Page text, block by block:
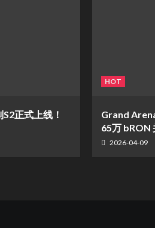
正式上线！
HOT
Grand
65万 bRON
2026-04-09